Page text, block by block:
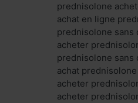
prednisolone
achat en ligne
prednisolone sans
acheter
prednisolone sans
achat
acheter
acheter